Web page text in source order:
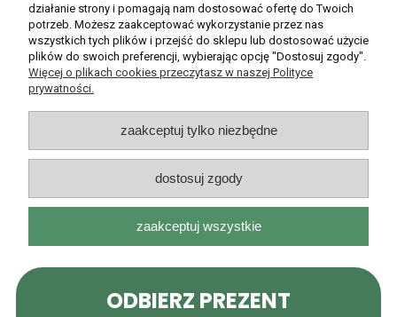
Moje konto
Płatności i dostawa
Informacje
O nas
Rarytasy Dolnośląskie | ul. Olszewskiego 99, 51-638 Wrocław |
kontakt@rarytasydolnoslaskie.pl|537 71 71 71| NIP: 8982036706 |
pokaż pełną wersję strony
działanie strony i pomagają nam dostosować ofertę do Twoich
potrzeb. Możesz zaakceptować wykorzystanie przez nas
wszystkich tych plików i przejść do sklepu lub dostosować użycie
plików do swoich preferencji, wybierając opcję "Dostosuj zgody".
Więcej o plikach cookies przeczytasz w naszej Polityce
prywatności.
zaakceptuj tylko niezbędne
dostosuj zgody
zaakceptuj wszystkie